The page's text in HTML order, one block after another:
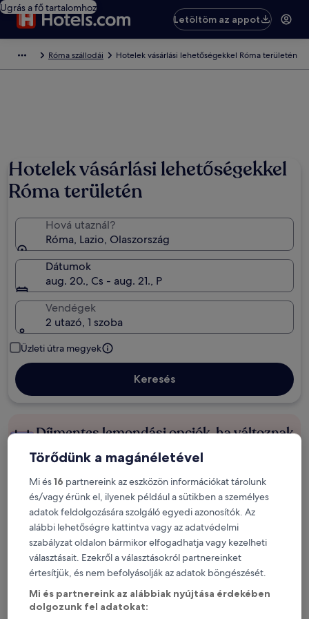
Ugrás a fő tartalomhoz
Letöltöm az appot
Róma szállodái Hotelek vásárlási lehetőségekkel Róma területén
Hotelek vásárlási lehetőségekkel
Róma területén
Hová utaznál?
Róma, Lazio, Olaszország
Dátumok
aug. 20., Cs - aug. 21., P
Vendégek
2 utazó, 1 szoba
Üzleti útra megyek
Keresés
Díjmentes lemondási opciók, ha változnak
a terveid
Szerezz jutalmakat tartózkodásod minden
éjszakája után
Spórolj többet a tagoknak szóló árakkal
Nézd meg az árakat ezekre a dátumokra
Törődünk a magánéletével
Mi és16 partnereink az eszközön információkat tárolunk
és/vagy érünk el, ilyenek például a sütikben a személyes
adatok feldolgozására szolgáló egyedi azonosítók. Az
alábbi lehetőségre kattintva vagy az adatvédelmi
szabályzat oldalon bármikor elfogadhatja vagy kezelheti
választásait. Ezekről a választásokról partnereinket
értesítjük, és nem befolyásolják az adatok böngészését.
Mi és partnereink az alábbiak nyújtása érdekében
dolgozunk fel adatokat: